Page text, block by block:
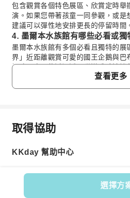
選擇方
包含觀賞各個特色展區、欣賞定時舉
演。如果您帶著孩童一同參觀，或是
建議可以彈性地安排更長的停留時間
4. 墨爾本水族館有哪些必看或獨
墨爾本水族館有多個必看且獨特的展
界」近距離觀賞可愛的國王企鵝與巴
探險」中，能透過透明隧道體驗被鯊
感。此外，「熱帶之洋」展示區則呈
洋生物生態。
中學習海洋知識。此外，水族館定期
空間寬敞，方便嬰兒推車通行。
6. 墨爾本水族館的購票流程是什
墨爾本水族館提供現場購票和線上預
查看更多
常見問題
1. 墨爾本水族館有哪些推薦
墨爾本水族館位於市中心亞拉河
以搭乘墨爾本免費電車區內的35
取得協助
KKday 幫助中心